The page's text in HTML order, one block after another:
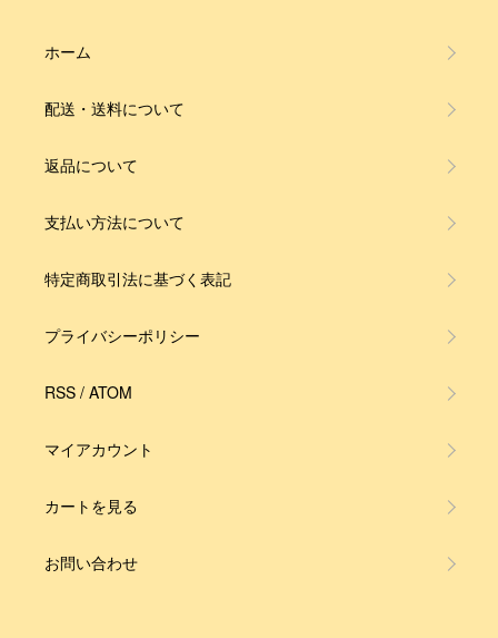
ホーム
配送・送料について
返品について
支払い方法について
特定商取引法に基づく表記
プライバシーポリシー
RSS / ATOM
マイアカウント
カートを見る
お問い合わせ